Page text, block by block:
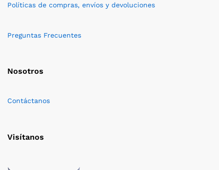
Políticas de compras, envíos y devoluciones
Preguntas Frecuentes
Nosotros
Contáctanos
Visítanos